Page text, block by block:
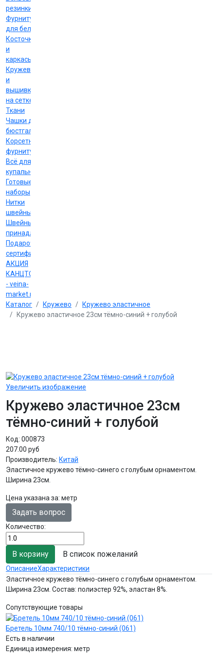
резинки
Фурнитура
для белья
Косточки
и
каркасы
Кружево
и
вышивка
на сетке
Ткани
Чашки для
бюстгальтеров
Корсетная
фурнитура
Всё для
купальников
Готовые
наборы
Нитки
швейные
Швейные
принадлежности
Подарочные
сертификаты
АКЦИЯ
КАНЦТОВАРЫ
- veina-
market.ru
Каталог
Кружево
Кружево эластичное
Кружево эластичное 23см тёмно-синий + голубой
Увеличить изображение
Кружево эластичное 23см
тёмно-синий + голубой
Код: 000873
207.00 руб
Производитель: Китай
Эластичное кружево тёмно-синего с голубым орнаментом.
Ширина 23см.
Цена указана за: метр
Задать вопрос
Количество:
В список пожеланий
ОписаниеХарактеристики
Эластичное кружево тёмно-синего с голубым орнаментом.
Ширина 23см. Состав: полиэстер 92%, эластан 8%.
Сопутствующие товары
Бретель 10мм 740/10 тёмно-синий (061)
Есть в наличии
Единица измерения: метр